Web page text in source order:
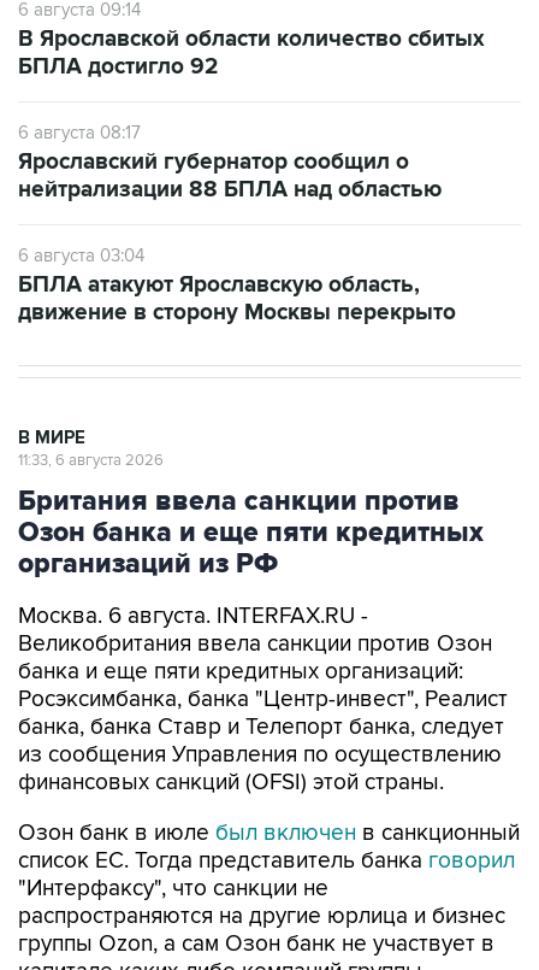
6 августа 09:14
В Ярославской области количество сбитых
БПЛА достигло 92
6 августа 08:17
Ярославский губернатор сообщил о
нейтрализации 88 БПЛА над областью
6 августа 03:04
БПЛА атакуют Ярославскую область,
движение в сторону Москвы перекрыто
В МИРЕ
11:33, 6 августа 2026
Британия ввела санкции против
Озон банка и еще пяти кредитных
организаций из РФ
Москва. 6 августа. INTERFAX.RU -
Великобритания ввела санкции против Озон
банка и еще пяти кредитных организаций:
Росэксимбанка, банка "Центр-инвест", Реалист
банка, банка Ставр и Телепорт банка, следует
из сообщения Управления по осуществлению
финансовых санкций (OFSI) этой страны.
Озон банк в июле был включен в санкционный
список ЕС. Тогда представитель банка говорил
"Интерфаксу", что санкции не
распространяются на другие юрлица и бизнес
группы Ozon, а сам Озон банк не участвует в